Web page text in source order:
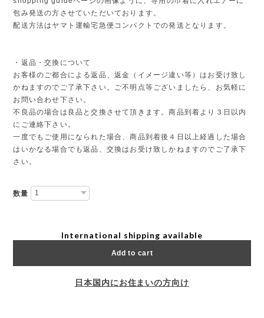
包み発送の方させていただいております。
配送方法はヤマト運輸宅急便コンパクトでの発送となります。
・返品・交換について
お客様のご都合による返品、返金（イメージ違い等）はお受け致し
かねますのでご了承下さい。ご不明点等ございましたら、お気軽に
お問い合わせ下さい。
不良品の場合は良品と交換させて頂きます。商品到着より３日以内
にご連絡下さい。
一度でもご使用になられた場合、商品到着後４日以上経過した場合
はいかなる場合でも返品、交換はお受け致しかねますのでご了承下
さい。
数量
International shipping available
Add to cart
日本国内にお住まいの方向け